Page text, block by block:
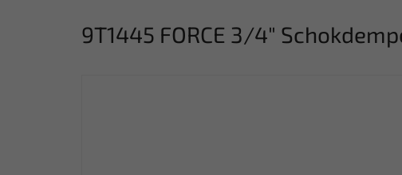
9T1445 FORCE 3/4"